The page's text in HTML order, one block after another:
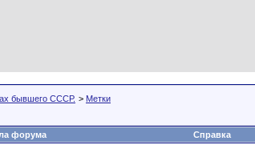
бывшего СССР. > Метки
форума Справка